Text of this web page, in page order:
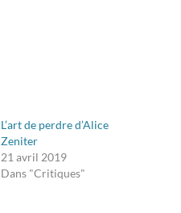
L’art de perdre d’Alice
Zeniter
21 avril 2019
Dans "Critiques"